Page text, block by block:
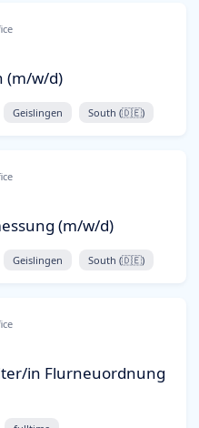
(m/w/d)
Geislingen South (🇩🇪)
(m/w/d)
Geislingen South (🇩🇪)
in Flurneuordnung